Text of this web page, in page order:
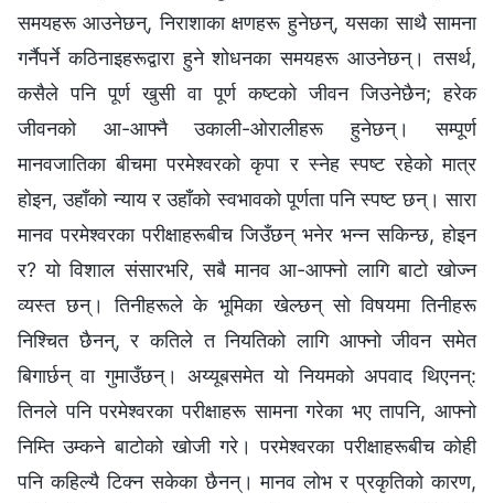
समयहरू आउनेछन्, निराशाका क्षणहरू हुनेछन्, यसका साथै सामना
गर्नैपर्ने कठिनाइहरूद्वारा हुने शोधनका समयहरू आउनेछन्। तसर्थ,
कसैले पनि पूर्ण खुसी वा पूर्ण कष्टको जीवन जिउनेछैन; हरेक
जीवनको आ-आफ्नै उकाली-ओरालीहरू हुनेछन्। सम्पूर्ण
मानवजातिका बीचमा परमेश्‍वरको कृपा र स्नेह स्पष्ट रहेको मात्र
होइन, उहाँको न्याय र उहाँको स्वभावको पूर्णता पनि स्पष्ट छन्। सारा
मानव परमेश्‍वरका परीक्षाहरूबीच जिउँछन् भनेर भन्‍न सकिन्छ, होइन
र? यो विशाल संसारभरि, सबै मानव आ-आफ्नो लागि बाटो खोज्न
व्यस्त छन्। तिनीहरूले के भूमिका खेल्छन् सो विषयमा तिनीहरू
निश्‍चित छैनन्, र कतिले त नियतिको लागि आफ्नो जीवन समेत
बिगार्छन् वा गुमाउँछन्। अय्यूबसमेत यो नियमको अपवाद थिएनन्:
तिनले पनि परमेश्‍वरका परीक्षाहरू सामना गरेका भए तापनि, आफ्नो
निम्ति उम्कने बाटोको खोजी गरे। परमेश्‍वरका परीक्षाहरूबीच कोही
पनि कहिल्यै टिक्‍न सकेका छैनन्। मानव लोभ र प्रकृतिको कारण,